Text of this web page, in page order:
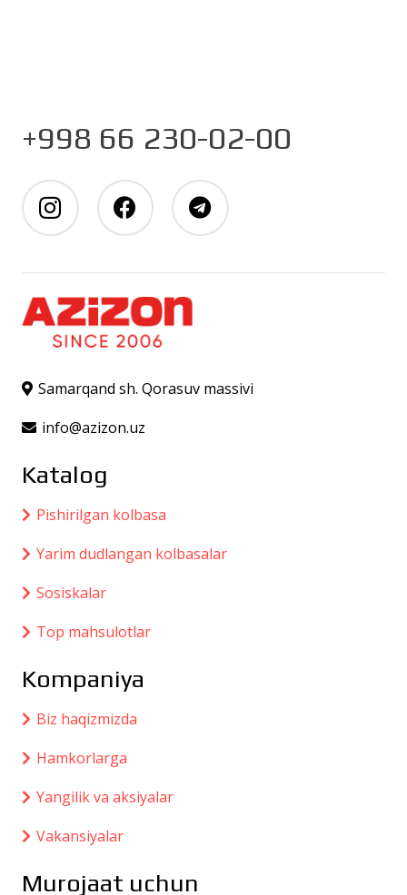
+998 66 230-02-00
Samarqand sh. Qorasuv massivi
info@azizon.uz
Katalog
Pishirilgan kolbasa
Yarim dudlangan kolbasalar
Sosiskalar
Top mahsulotlar
Kompaniya
Biz haqizmizda
Hamkorlarga
Yangilik va aksiyalar
Vakansiyalar
Murojaat uchun